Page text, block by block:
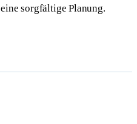
sorgfältige Planung.